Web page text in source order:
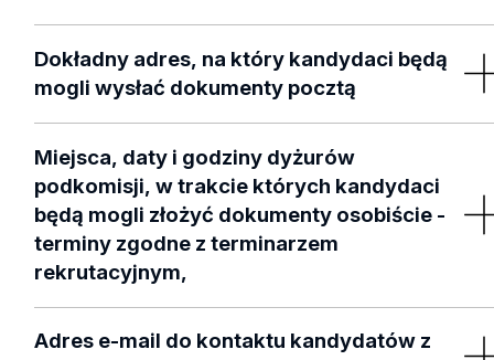
Dokładny adres, na który kandydaci będą
mogli wysłać dokumenty pocztą
ul. Banacha 22, 90-238 Łódź
(z dopiskiem rekrutacja lub rekrutacja niestacjonarne)
Miejsca, daty i godziny dyżurów
podkomisji, w trakcie których kandydaci
będą mogli złożyć dokumenty osobiście -
terminy zgodne z terminarzem
rekrutacyjnym,
ul. Banacha 22, 90-238 Łódź pok. A103 (parter)
Adres e-mail do kontaktu kandydatów z